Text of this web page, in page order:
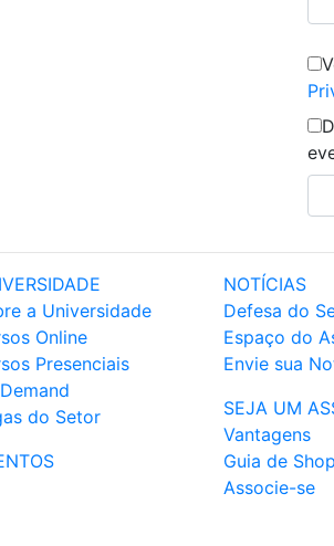
a Universidade
Online
Presenciais
do Setor
NOTÍCIAS
Defesa do
Espaço do
Envie sua
SEJA UM
Vantagens
Guia de
Associe-se